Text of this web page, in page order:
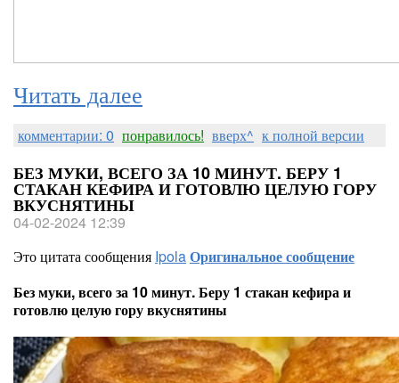
Читать далее
комментарии: 0 понравилось! вверх^ к полной версии
БЕЗ МУКИ, ВСЕГО ЗА 10 МИНУТ. БЕРУ 1
СТАКАН КЕФИРА И ГОТОВЛЮ ЦЕЛУЮ ГОРУ
ВКУСНЯТИНЫ
04-02-2024 12:39
Это цитата сообщения IpolaОригинальное сообщение
Без муки, всего за 10 минут. Беру 1 стакан кефира и
готовлю целую гору вкуснятины